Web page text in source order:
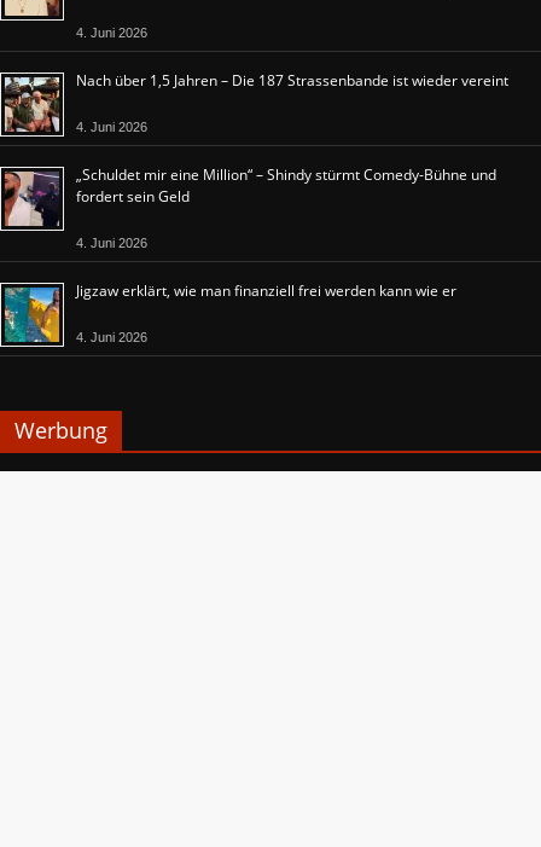
4. Juni 2026
Nach über 1,5 Jahren – Die 187 Strassenbande ist wieder vereint
4. Juni 2026
„Schuldet mir eine Million“ – Shindy stürmt Comedy-Bühne und
fordert sein Geld
4. Juni 2026
Jigzaw erklärt, wie man finanziell frei werden kann wie er
4. Juni 2026
Werbung